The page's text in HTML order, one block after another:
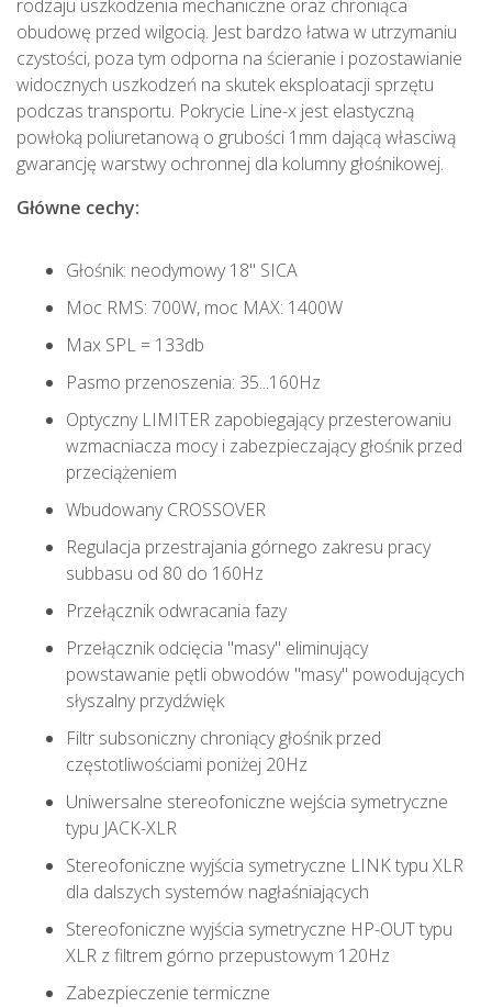
rodzaju uszkodzenia mechaniczne oraz chroniąca
obudowę przed wilgocią. Jest bardzo łatwa w utrzymaniu
czystości, poza tym odporna na ścieranie i pozostawianie
widocznych uszkodzeń na skutek eksploatacji sprzętu
podczas transportu. Pokrycie Line-x jest elastyczną
powłoką poliuretanową o grubości 1mm dającą własciwą
gwarancję warstwy ochronnej dla kolumny głośnikowej.
Główne cechy:
Głośnik: neodymowy 18" SICA
Moc RMS: 700W, moc MAX: 1400W
Max SPL = 133db
Pasmo przenoszenia: 35...160Hz
Optyczny LIMITER zapobiegający przesterowaniu
wzmacniacza mocy i zabezpieczający głośnik przed
przeciążeniem
Wbudowany CROSSOVER
Regulacja przestrajania górnego zakresu pracy
subbasu od 80 do 160Hz
Przełącznik odwracania fazy
Przełącznik odcięcia "masy" eliminujący
powstawanie pętli obwodów "masy" powodujących
słyszalny przydźwięk
Filtr subsoniczny chroniący głośnik przed
częstotliwościami poniżej 20Hz
Uniwersalne stereofoniczne wejścia symetryczne
typu JACK-XLR
Stereofoniczne wyjścia symetryczne LINK typu XLR
dla dalszych systemów nagłaśniających
Stereofoniczne wyjścia symetryczne HP-OUT typu
XLR z filtrem górno przepustowym 120Hz
Zabezpieczenie termiczne